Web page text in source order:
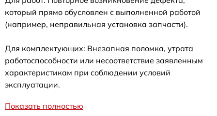
который прямо обусловлен с выполненной работой
(например, неправильная установка запчасти).
Для комплектующих: Внезапная поломка, утрата
работоспособности или несоответствие заявленным
характеристикам при соблюдении условий
эксплуатации.
Показать полностью